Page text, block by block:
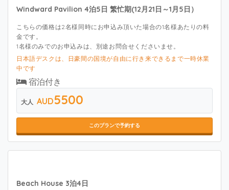
Windward Pavilion 4泊5日 繁忙期(12月21日～1月5日）
こちらの価格は2名様同時にお申込み頂いた場合の1名様あたりの料
金です。
1名様のみでのお申込みは、別途お問合せくださいませ。
日本語デスクは、日豪間の国境が自由に行き来できるまで一時休業
中です
宿泊付き
大人 AUD5500
このプランで予約する
Beach House 3泊4日